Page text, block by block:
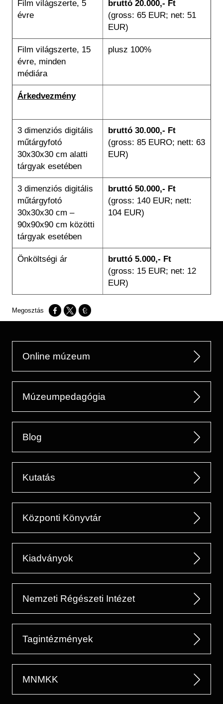
Film világszerte, 5
évre
bruttó 20.000,- Ft
(gross: 65 EUR; net: 51
EUR)
Film világszerte, 15
évre, minden
médiára
plusz 100%
Árkedvezmény
3 dimenziós digitális
műtárgyfotó
30x30x30 cm alatti
tárgyak esetében
bruttó 30.000,- Ft
(gross: 85 EURO; nett: 63
EUR)
3 dimenziós digitális
műtárgyfotó
30x30x30 cm –
90x90x90 cm közötti
tárgyak esetében
bruttó 50.000,- Ft
(gross: 140 EUR; nett:
104 EUR)
Önköltségi ár
bruttó 5.000,- Ft
(gross: 15 EUR; net: 12
EUR)
Opens in a new window
Opens in a new window
Opens in a new window
Online múzeum
Múzeumpedagógia
Blog
Kutatás
Központi Könyvtár
Kiadványok
Nemzeti Régészeti Intézet
Tagintézmények
MNMKK